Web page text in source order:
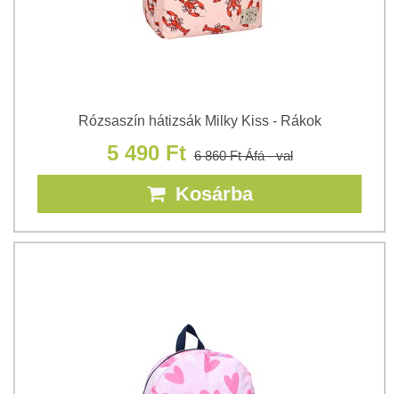
Rózsaszín hátizsák Milky Kiss - Rákok
5 490 Ft 6 860 FtÁfá - val
Kosárba